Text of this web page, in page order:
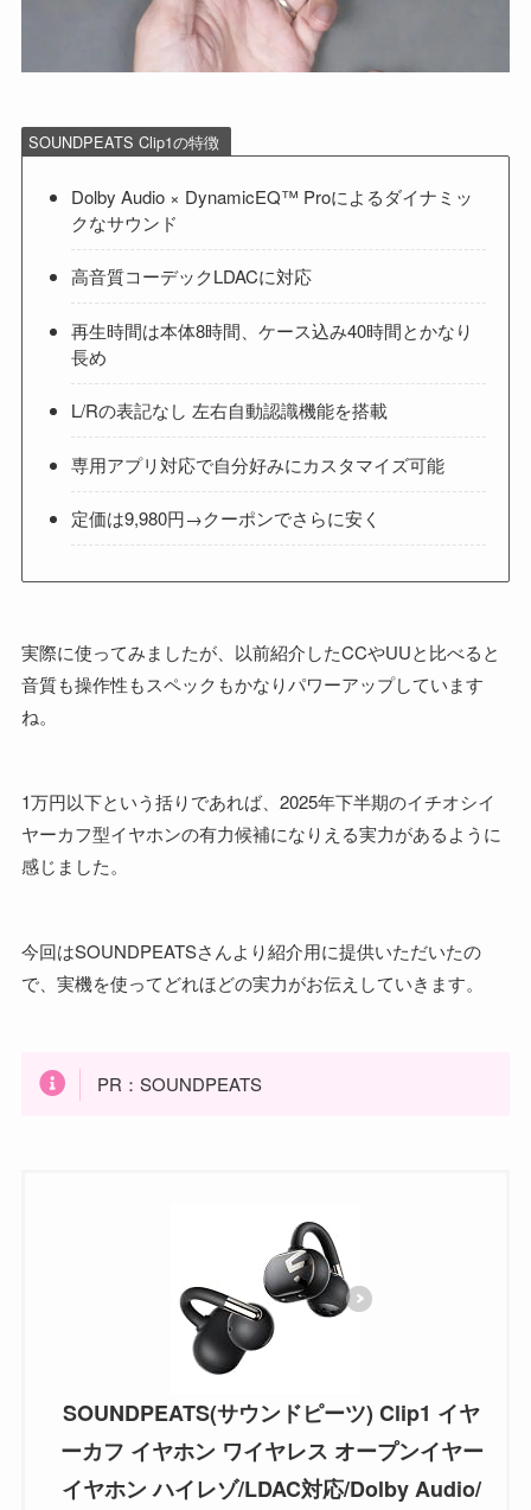
SOUNDPEATS Clip1の特徴
Dolby Audio × DynamicEQ™ Proによるダイナミッ
クなサウンド
高音質コーデックLDACに対応
再生時間は本体8時間、ケース込み40時間とかなり
長め
L/Rの表記なし 左右自動認識機能を搭載
専用アプリ対応で自分好みにカスタマイズ可能
定価は9,980円→クーポンでさらに安く
実際に使ってみましたが、以前紹介したCCやUUと比べると
音質も操作性もスペックもかなりパワーアップしています
ね。
1万円以下という括りであれば、2025年下半期のイチオシイ
ヤーカフ型イヤホンの有力候補になりえる実力があるように
感じました。
今回はSOUNDPEATSさんより紹介用に提供いただいたの
で、実機を使ってどれほどの実力がお伝えしていきます。
PR：SOUNDPEATS
SOUNDPEATS(サウンドピーツ) Clip1 イヤ
ーカフ イヤホン ワイヤレス オープンイヤー
イヤホン ハイレゾ/LDAC対応/Dolby Audio/